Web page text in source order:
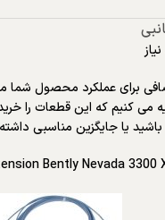
برای عملکرد محصول شما
می کنیم که این قطعات را
باشید یا جایگزین مناسبی